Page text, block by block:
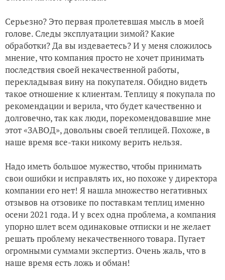
Серьезно? Это первая пролетевшая мысль в моей
голове. Следы эксплуатации зимой? Какие
обработки? Да вы издеваетесь? И у меня сложилось
мнение, что компания просто не хочет принимать
последствия своей некачественной работы,
перекладывая вину на покупателя. Обидно видеть
такое отношение к клиентам. Теплицу я покупала по
рекомендации и верила, что будет качественно и
долговечно, так как люди, порекомендовавшие мне
этот «ЗАВОД», довольны своей теплицей. Похоже, в
наше время все-таки никому верить нельзя.
Надо иметь большое мужество, чтобы принимать
свои ошибки и исправлять их, но похоже у директора
компании его нет! Я нашла множество негативных
отзывов на отзовике по поставкам теплиц именно
осени 2021 года. И у всех одна проблема, а компания
упорно шлет всем одинаковые отписки и не желает
решать проблему некачественного товара. Пугает
огромными суммами экспертиз. Очень жаль, что в
наше время есть ложь и обман!